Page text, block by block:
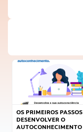
OS PRIMEIROS
DESENVOLVER O
AUTOCONHECIMENTO